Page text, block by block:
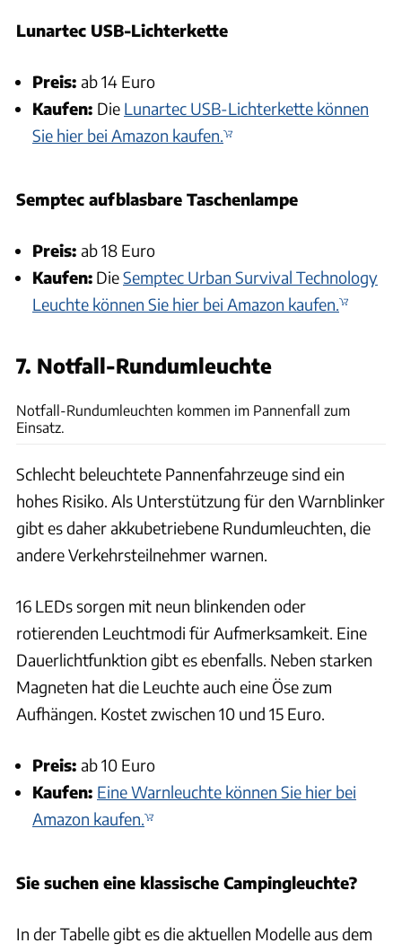
Lunartec USB-Lichterkette
Preis: ab 14 Euro
Kaufen: Die Lunartec USB-Lichterkette können
Sie hier bei Amazon kaufen.
Semptec aufblasbare Taschenlampe
Preis: ab 18 Euro
Kaufen: DieSemptec Urban Survival Technology
Leuchte können Sie hier bei Amazon kaufen.
7. Notfall-Rundumleuchte
Notfall-Rundumleuchten kommen im Pannenfall zum
Einsatz.
Schlecht beleuchtete Pannenfahrzeuge sind ein
hohes Risiko. Als Unterstützung für den Warnblinker
gibt es daher akkubetriebene Rundumleuchten, die
andere Verkehrsteilnehmer warnen.
16 LEDs sorgen mit neun blinkenden oder
rotierenden Leuchtmodi für Aufmerksamkeit. Eine
Dauerlichtfunktion gibt es ebenfalls. Neben starken
Magneten hat die Leuchte auch eine Öse zum
Aufhängen. Kostet zwischen 10 und 15 Euro.
Preis: ab 10 Euro
Kaufen: Eine Warnleuchte können Sie hier bei
Amazon kaufen.
Sie suchen eine klassische Campingleuchte?
In der Tabelle gibt es die aktuellen Modelle aus dem